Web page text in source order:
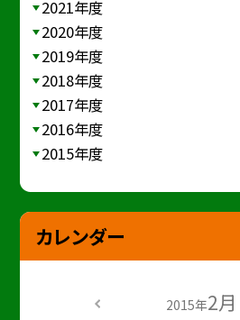
2021年度
2020年度
2019年度
2018年度
2017年度
2016年度
2015年度
カレンダー
2015年2月